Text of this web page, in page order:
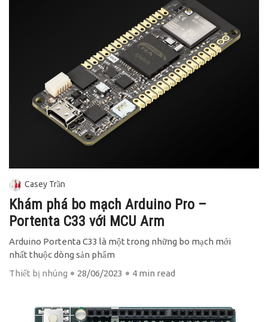
Casey Trần
Khám phá bo mạch Arduino Pro –
Portenta C33 với MCU Arm
Arduino Portenta C33 là một trong những bo mạch mới
nhất thuộc dòng sản phẩm
Thiết bị nhúng
28/06/2023 4 min read